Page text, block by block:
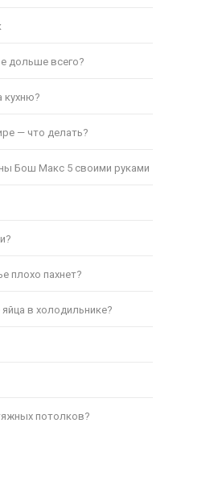
дольше всего?
кухню?
— что делать?
Бош Макс 5 своими руками
плохо пахнет?
в холодильнике?
потолков?